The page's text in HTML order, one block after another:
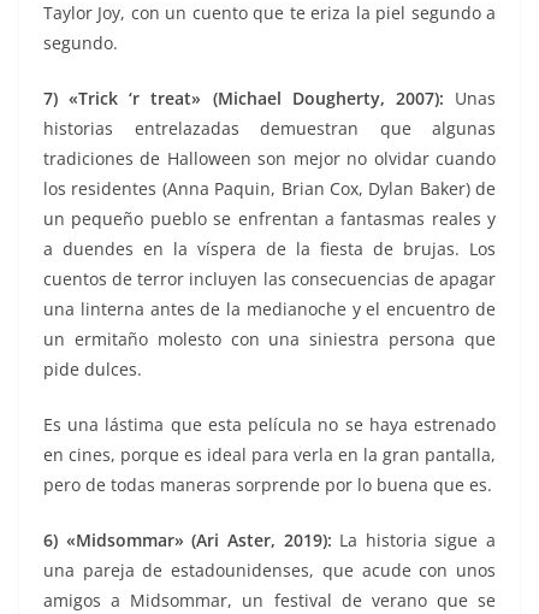
Taylor Joy, con un cuento que te eriza la piel segundo a
segundo.
7) «Trick ‘r treat» (Michael Dougherty, 2007): Unas
historias entrelazadas demuestran que algunas
tradiciones de Halloween son mejor no olvidar cuando
los residentes (Anna Paquin, Brian Cox, Dylan Baker) de
un pequeño pueblo se enfrentan a fantasmas reales y
a duendes en la víspera de la fiesta de brujas. Los
cuentos de terror incluyen las consecuencias de apagar
una linterna antes de la medianoche y el encuentro de
un ermitaño molesto con una siniestra persona que
pide dulces.
Es una lástima que esta película no se haya estrenado
en cines, porque es ideal para verla en la gran pantalla,
pero de todas maneras sorprende por lo buena que es.
6) «Midsommar» (Ari Aster, 2019): La historia sigue a
una pareja de estadounidenses, que acude con unos
amigos a Midsommar, un festival de verano que se